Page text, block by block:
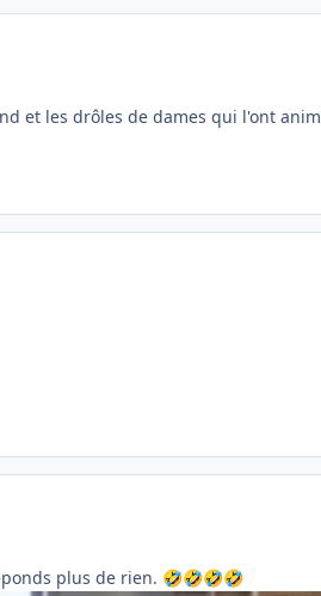
et les drôles de dames qui l'ont
plus de rien. 🤣🤣🤣🤣